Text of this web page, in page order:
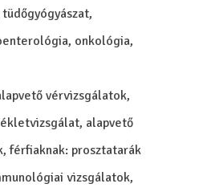
onkológia,
vérvizsgálatok,
alapvető
férfiaknak: prosztatarák
vizsgálatok,